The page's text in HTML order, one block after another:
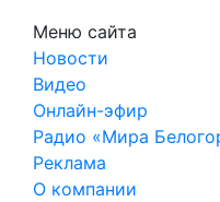
Меню сайта
Новости
Видео
Онлайн-эфир
Радио «Мира
Реклама
О компании